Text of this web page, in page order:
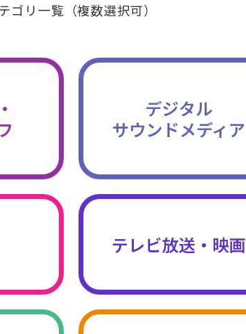
ゴリ一覧（複数選択可）
デジタル
サウンドメディア
テレビ放送・映画